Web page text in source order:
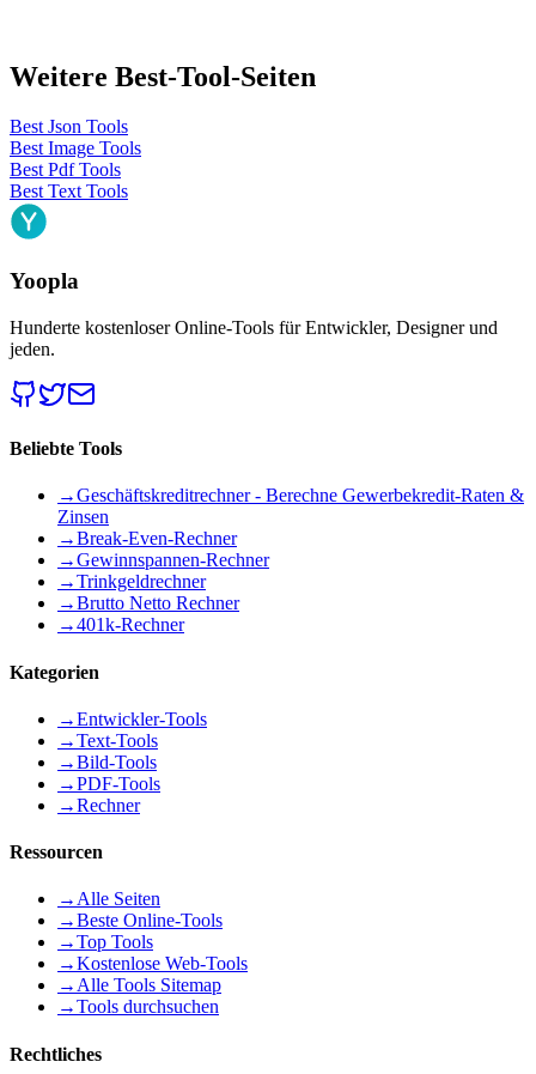
Weitere Best-Tool-Seiten
Best Json Tools
Best Image Tools
Best Pdf Tools
Best Text Tools
Yoopla
Hunderte kostenloser Online-Tools für Entwickler, Designer und
jeden.
Beliebte Tools
→Geschäftskreditrechner - Berechne Gewerbekredit-Raten &
Zinsen
→Break-Even-Rechner
→Gewinnspannen-Rechner
→Trinkgeldrechner
→Brutto Netto Rechner
→401k-Rechner
Kategorien
→Entwickler-Tools
→Text-Tools
→Bild-Tools
→PDF-Tools
→Rechner
Ressourcen
→Alle Seiten
→Beste Online-Tools
→Top Tools
→Kostenlose Web-Tools
→Alle Tools Sitemap
→Tools durchsuchen
Rechtliches